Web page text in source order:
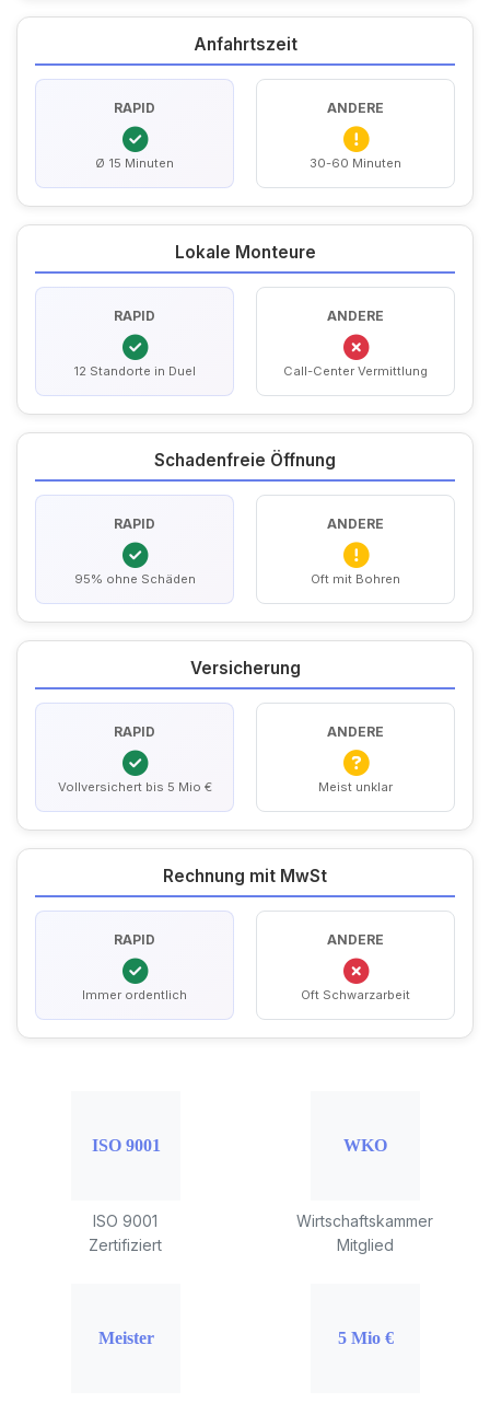
Anfahrtszeit
RAPID
Ø 15 Minuten
ANDERE
30-60 Minuten
Lokale Monteure
RAPID
12 Standorte in Duel
ANDERE
Call-Center Vermittlung
Schadenfreie Öffnung
RAPID
95% ohne Schäden
ANDERE
Oft mit Bohren
Versicherung
RAPID
Vollversichert bis 5 Mio €
ANDERE
Meist unklar
Rechnung mit MwSt
RAPID
Immer ordentlich
ANDERE
Oft Schwarzarbeit
ISO 9001
Zertifiziert
Wirtschaftskammer
Mitglied